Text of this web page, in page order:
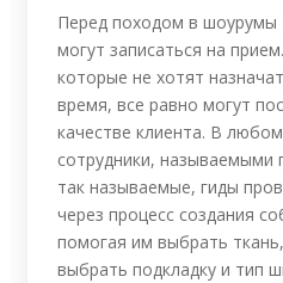
Перед походом в шоурумы
могут записаться на
которые не хотят
время, все равно могут
качестве клиента. В
сотрудники, называемыми
так называемые, гиды
через процесс создания
помогая им выбрать
выбрать подкладку и тип